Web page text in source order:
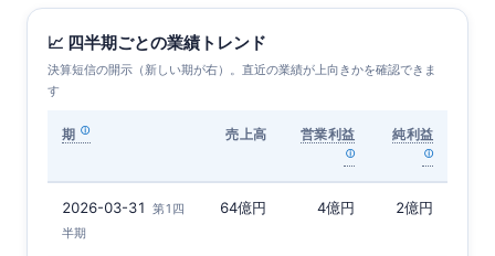
📈 四半期ごとの業績トレンド
決算短信の開示（新しい期が右）。直近の業績が上向きかを確認できま
す
期 売上高 営業利益 純利益
2026-03-31 第1四
半期
64億円 4億円 2億円